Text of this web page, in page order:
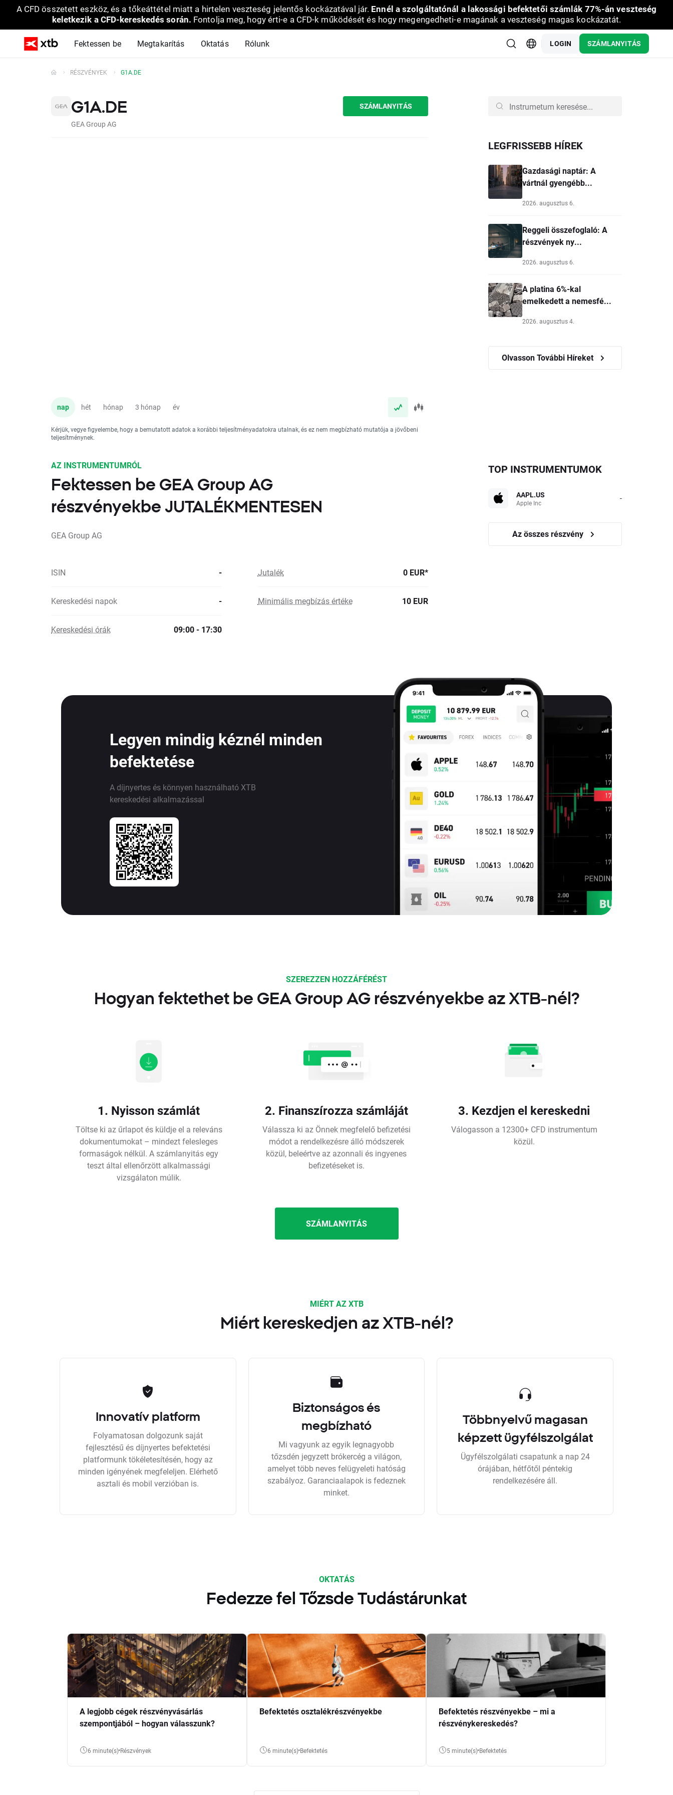
A CFD összetett eszköz, és a tőkeáttétel miatt a hirtelen veszteség jelentős kockázatával jár. Ennél a szolgáltatónál a lakossági befektetői számlák 77%-án veszteség
keletkezik a CFD-kereskedés során. Fontolja meg, hogy érti-e a CFD-k működését és hogy megengedheti-e magának a veszteség magas kockázatát.
Fektessen be Megtakarítás Oktatás Rólunk LOGIN SZÁMLANYITÁS
RÉSZVÉNYEK G1A.DE
G1A.DE
GEA Group AG
SZÁMLANYITÁS
nap hét hónap 3 hónap év
Kérjük, vegye figyelembe, hogy a bemutatott adatok a korábbi teljesítményadatokra utalnak, és ez nem megbízható mutatója a jövőbeni
teljesítménynek.
LEGFRISSEBB HÍREK
Gazdasági naptár: A
vártnál gyengébb...
2026. augusztus 6.
Reggeli összefoglaló: A
részvények ny...
2026. augusztus 6.
A platina 6%-kal
emelkedett a nemesfé...
2026. augusztus 4.
Olvasson További Híreket
AZ INSTRUMENTUMRÓL
Fektessen be GEA Group AG
részvényekbe JUTALÉKMENTESEN
GEA Group AG
ISIN - Jutalék 0 EUR*
Kereskedési napok - Minimális megbízás értéke 10 EUR
Kereskedési órák 09:00 - 17:30
TOP INSTRUMENTUMOK
AAPL.US
Apple Inc -
Az összes részvény
Legyen mindig kéznél minden
befektetése
A díjnyertes és könnyen használható XTB
kereskedési alkalmazással
SZEREZZEN HOZZÁFÉRÉST
Hogyan fektethet be GEA Group AG részvényekbe az XTB-nél?
1. Nyisson számlát
Töltse ki az űrlapot és küldje el a releváns
dokumentumokat – mindezt felesleges
formaságok nélkül. A számlanyitás egy
teszt által ellenőrzött alkalmassági
vizsgálaton múlik.
2. Finanszírozza számláját
Válassza ki az Önnek megfelelő befizetési
módot a rendelkezésre álló módszerek
közül, beleértve az azonnali és ingyenes
befizetéseket is.
3. Kezdjen el kereskedni
Válogasson a 12300+ CFD instrumentum
közül.
SZÁMLANYITÁS
MIÉRT AZ XTB
Miért kereskedjen az XTB-nél?
Innovatív platform
Folyamatosan dolgozunk saját
fejlesztésű és díjnyertes befektetési
platformunk tökéletesítésén, hogy az
minden igényének megfeleljen. Elérhető
asztali és mobil verzióban is.
Biztonságos és
megbízható
Mi vagyunk az egyik legnagyobb
tőzsdén jegyzett brókercég a világon,
amelyet több neves felügyeleti hatóság
szabályoz. Garanciaalapok is fedeznek
minket.
Többnyelvű magasan
képzett ügyfélszolgálat
Ügyfélszolgálati csapatunk a nap 24
órájában, hétfőtől péntekig
rendelkezésére áll.
OKTATÁS
Fedezze fel Tőzsde Tudástárunkat
A legjobb cégek részvényvásárlás
szempontjából – hogyan válasszunk?
6 minute(s) Részvények
Befektetés osztalékrészvényekbe
6 minute(s) Befektetés
Befektetés részvényekbe – mi a
részvénykereskedés?
5 minute(s) Befektetés